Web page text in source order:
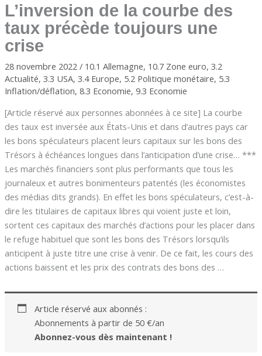
L’inversion de la courbe des
taux précède toujours une
crise
28 novembre 2022 / 10.1 Allemagne, 10.7 Zone euro, 3.2
Actualité, 3.3 USA, 3.4 Europe, 5.2 Politique monétaire, 5.3
Inflation/déflation, 8.3 Economie, 9.3 Economie
[Article réservé aux personnes abonnées à ce site] La courbe
des taux est inversée aux États-Unis et dans d’autres pays car
les bons spéculateurs placent leurs capitaux sur les bons des
Trésors à échéances longues dans l’anticipation d’une crise… ***
Les marchés financiers sont plus performants que tous les
journaleux et autres bonimenteurs patentés (les économistes
des médias dits grands). En effet les bons spéculateurs, c’est-à-
dire les titulaires de capitaux libres qui voient juste et loin,
sortent ces capitaux des marchés d’actions pour les placer dans
le refuge habituel que sont les bons des Trésors lorsqu’ils
anticipent à juste titre une crise à venir. De ce fait, les cours des
actions baissent et les prix des contrats des bons des …
Article réservé aux abonnés :
Abonnements à partir de 50 €/an
Abonnez-vous dès maintenant !